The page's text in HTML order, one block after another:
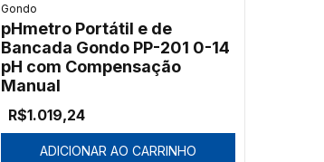
Gondo
pHmetro Portátil e de
Bancada Gondo PP-201 0-14
pH com Compensação
Manual
R$1.019,24
ADICIONAR AO CARRINHO